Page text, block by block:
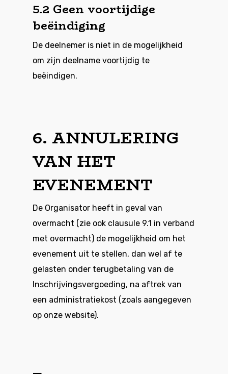
5.2 Geen voortijdige
beëindiging
De deelnemer is niet in de mogelijkheid
om zijn deelname voortijdig te
beëindigen.
6. ANNULERING
VAN HET
EVENEMENT
De Organisator heeft in geval van
overmacht (zie ook clausule 9.1 in verband
met overmacht) de mogelijkheid om het
evenement uit te stellen, dan wel af te
gelasten onder terugbetaling van de
Inschrijvingsvergoeding, na aftrek van
een administratiekost (zoals aangegeven
op onze website).